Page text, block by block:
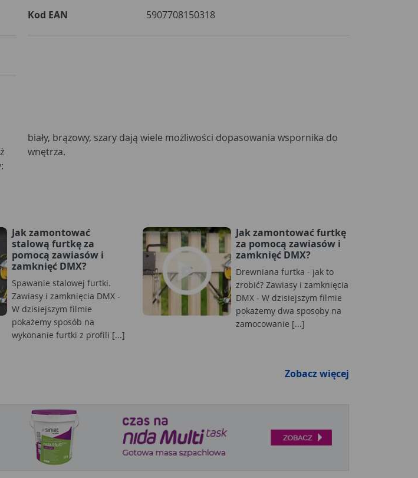
Kod EAN 5907708150318
wnętrza.
Jak zamontować
stalową furtkę za
pomocą zawiasów i
zamknięć DMX?
Spawanie stalowej furtki.
Zawiasy i zamknięcia DMX -
W dzisiejszym filmie
pokażemy sposób na
wykonanie furtki z profili [...]
Jak zamontować furtkę
za pomocą zawiasów i
zamknięć DMX?
Drewniana furtka - jak to
zrobić? Zawiasy i zamknięcia
DMX - W dzisiejszym filmie
pokażemy dwa sposoby na
zamocowanie [...]
Zobacz więcej